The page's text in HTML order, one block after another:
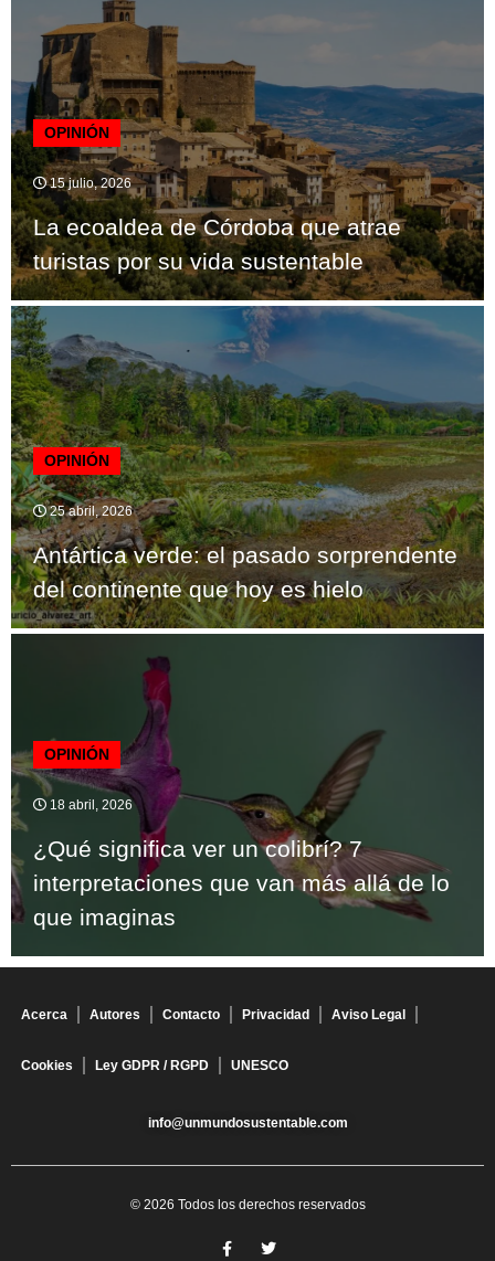
OPINIÓN
15 julio, 2026
La ecoaldea de Córdoba que atrae
turistas por su vida sustentable
OPINIÓN
25 abril, 2026
Antártica verde: el pasado sorprendente
del continente que hoy es hielo
OPINIÓN
18 abril, 2026
¿Qué significa ver un colibrí? 7
interpretaciones que van más allá de lo
que imaginas
Acerca Autores Contacto Privacidad Aviso Legal
Cookies Ley GDPR / RGPD UNESCO
info@unmundosustentable.com
© 2026 Todos los derechos reservados